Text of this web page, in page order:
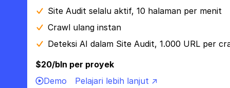
Site Audit selalu aktif, 10 halaman per menit
Crawl ulang instan
Deteksi AI dalam Site Audit, 1.000 URL per
$20/bln per proyek
Demo
Pelajari lebih lanjut ↗